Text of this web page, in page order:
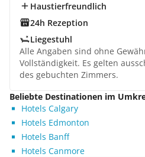
Haustierfreundlich
24h Rezeption
Liegestuhl
Alle Angaben sind ohne
Vollständigkeit. Es gelten
des gebuchten Zimmers.
Beliebte Destinationen im
Hotels Calgary
Hotels Edmonton
Hotels Banff
Hotels Canmore